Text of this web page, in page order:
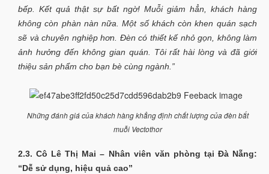
bếp. Kết quả thật sự bất ngờ! Muỗi giảm hẳn, khách hàng
không còn phàn nàn nữa. Một số khách còn khen quán sạch
sẽ và chuyên nghiệp hơn. Đèn có thiết kế nhỏ gọn, không làm
ảnh hưởng đến không gian quán. Tôi rất hài lòng và đã giới
thiệu sản phẩm cho bạn bè cùng ngành.”
Những đánh giá của khách hàng khẳng định chất lượng của đèn bắt
muỗi Vectothor
2.3. Cô Lê Thị Mai – Nhân viên văn phòng tại Đà Nẵng:
“Dễ sử dụng, hiệu quả cao”